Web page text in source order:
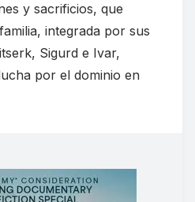
y sacrificios, que
integrada por sus
Sigurd e Ivar,
por el dominio en